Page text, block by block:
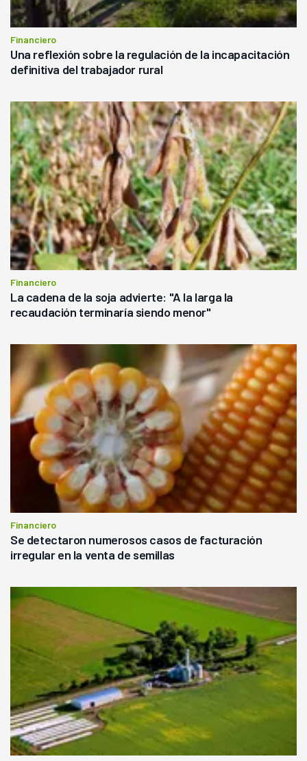
Financiero
Una reflexión sobre la regulación de la incapacitación
definitiva del trabajador rural
Financiero
La cadena de la soja advierte: "A la larga la
recaudación terminaría siendo menor"
Financiero
Se detectaron numerosos casos de facturación
irregular en la venta de semillas